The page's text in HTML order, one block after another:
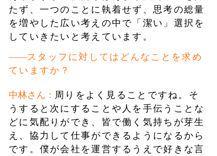
たず、一つのことに執着せず、思考の総量
を増やした広い考えの中で「潔い」選択を
していきたいと考えています。
スタッフに対してはどんなことを求め
ていますか？
中林さん： 周りをよく見ることですね。そ
うすると次にすることや人を手伝うことな
どに気配りができ、皆で働く気持ちが芽生
え、協力して仕事ができるようになるから
です。僕が会社を運営するうえで好きな言